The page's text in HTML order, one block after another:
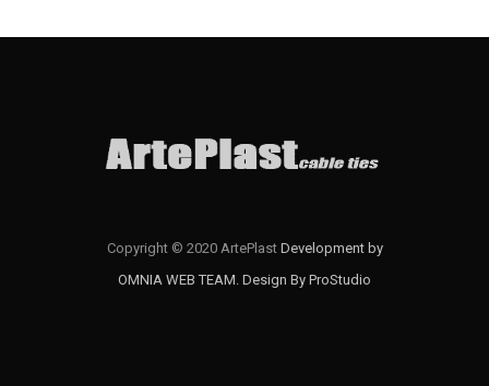
Copyright © 2020 ArtePlast Development by
OMNIA WEB TEAM. Design By ProStudio